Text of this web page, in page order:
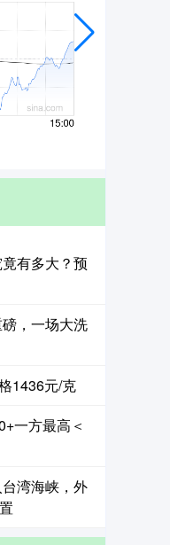
有多大？预
，一场大洗
1436元/克
一方最高＜
湾海峡，外